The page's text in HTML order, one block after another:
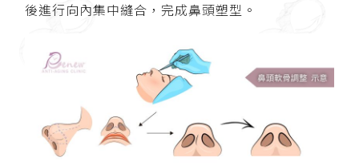
後進行向內集中縫合，完成鼻頭塑型。